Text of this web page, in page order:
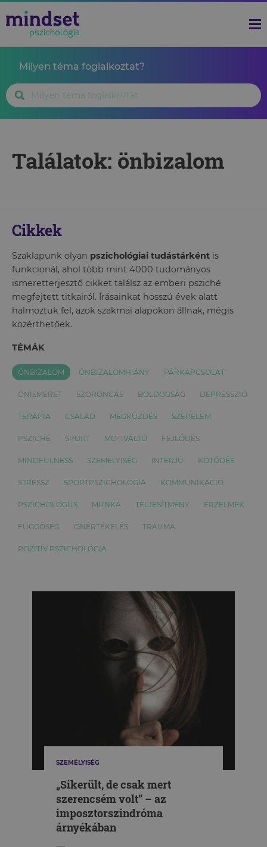
Milyen téma foglalkoztat?
Találatok: önbizalom
Cikkek
Szaklapunk olyan pszichológiai tudástárként is
funkcionál, ahol több mint 4000 tudományos
ismeretterjesztő cikket találsz az emberi psziché
megfejtett titkairól. Írásainkat hosszú évek alatt
halmoztuk fel, azok szakmai alapokon állnak, mégis
közérthetőek.
TÉMÁK
ÖNBIZALOM ÖNBIZALOMHIÁNY PÁRKAPCSOLAT
ÖNISMERET SZORONGÁS BOLDOGSÁG DEPRESSZIÓ
TERÁPIA CSALÁD MEGKÜZDÉS SZERELEM
PSZICHÉ SPORT MOTIVÁCIÓ FEJLŐDÉS
MINDFULNESS SZEMÉLYISÉG INTERJÚ KÖTŐDÉS
STRESSZ SPORTPSZICHOLÓGIA KOMMUNIKÁCIÓ
PSZICHOLÓGUS MUNKA TELJESÍTMÉNY ÉRZELMEK
FÜGGŐSÉG ÖNÉRTÉKELÉS TRAUMA
POZITÍV PSZICHOLÓGIA
SZEMÉLYISÉG
„Sikerült, de csak mert
szerencsém volt” – az
imposztorszindróma
árnyékában